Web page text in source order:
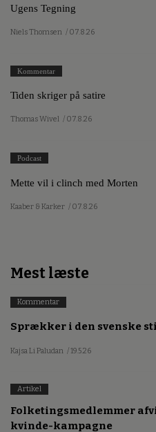
Ugens Tegning
Niels Thomsen / 07.8.26
Kommentar
Tiden skriger på satire
Thomas Wivel / 07.8.26
Podcast
Mette vil i clinch med Morten
Kaaber & Karker / 07.8.26
Mest læste
Kommentar
Sprækker i den svenske
Kajsa Li Paludan / 19.5.26
Artikel
Folketingsmedlemmer
kvinde-kampagne